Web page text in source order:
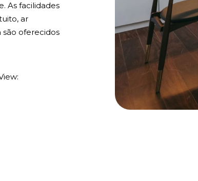
As facilidades
ar
são oferecidos